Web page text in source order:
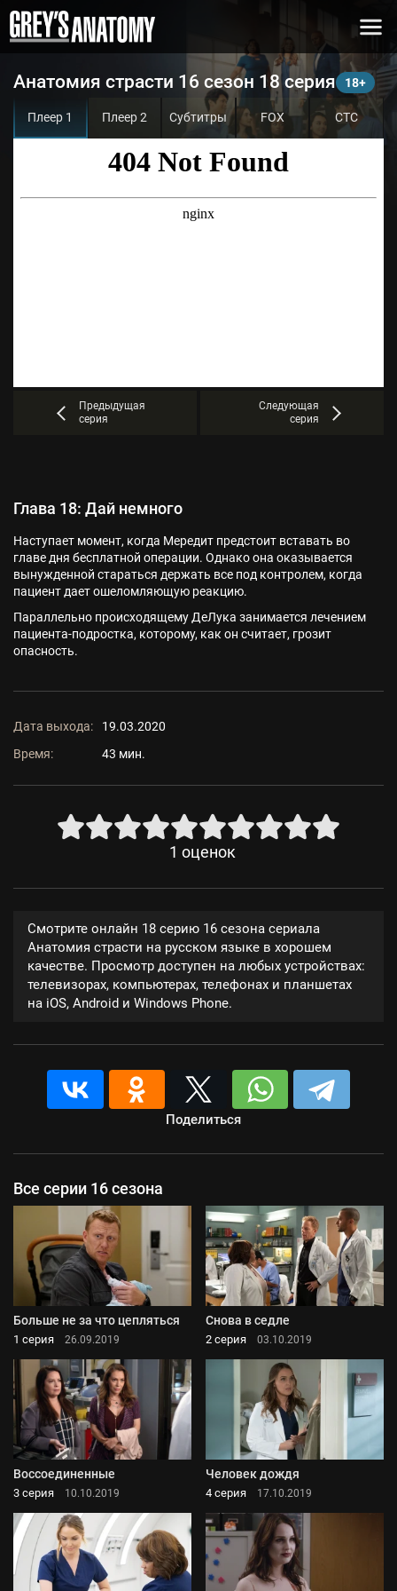
Анатомия страсти 16 сезон 18 серия
Плеер 1 Плеер 2 Субтитры FOX СТС
Предыдущая
серия
Следующая
серия
Глава 18: Дай немного
Наступает момент, когда Мередит предстоит вставать во
главе дня бесплатной операции. Однако она оказывается
вынужденной стараться держать все под контролем, когда
пациент дает ошеломляющую реакцию.
Параллельно происходящему ДеЛука занимается лечением
пациента-подростка, которому, как он считает, грозит
опасность.
Дата выхода:
19.03.2020
Время:
43 мин.
1 оценок
Смотрите онлайн 18 серию 16 сезона сериала
Анатомия страсти на русском языке в хорошем
качестве. Просмотр доступен на любых устройствах:
телевизорах, компьютерах, телефонах и планшетах
на iOS, Android и Windows Phone.
Поделиться
Все серии 16 сезона
Больше не за что цепляться
1 серия 26.09.2019
Снова в седле
2 серия 03.10.2019
Воссоединенные
3 серия 10.10.2019
Человек дождя
4 серия 17.10.2019